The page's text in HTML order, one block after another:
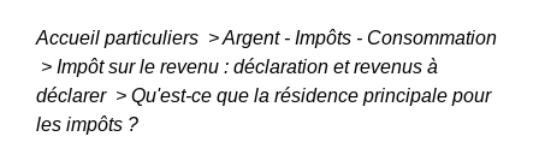
Accueil particuliers >Argent - Impôts - Consommation
> Impôt sur le revenu : déclaration et revenus à
déclarer > Qu'est-ce que la résidence principale pour
les impôts ?